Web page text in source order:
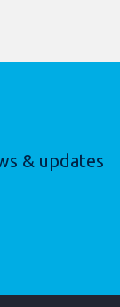
& updates